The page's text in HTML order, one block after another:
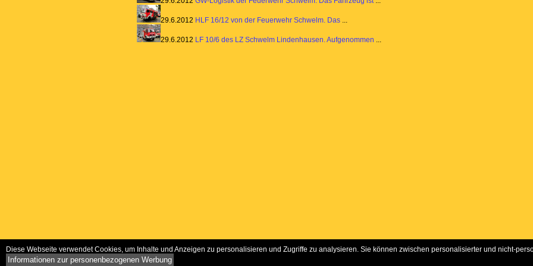
29.6.2012 HLF 16/12 von der Feuerwehr Schwelm. Das ...
29.6.2012 LF 10/6 des LZ Schwelm Lindenhausen. Aufgenommen ...
Diese Webseite verwendet Cookies, um Inhalte und Anzeigen zu personalisieren und Zugriffe zu analysieren. Sie können zwischen personalisierter und nicht-
Informationen zur personenbezogenen Werbung